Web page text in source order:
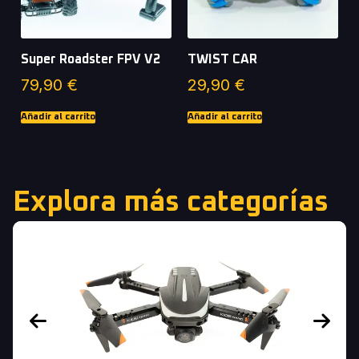
Super Roadster FPV V2
79,90 €
Añadir al carrito
TWIST CAR
29,90 €
Añadir al carrito
Explora más categorías